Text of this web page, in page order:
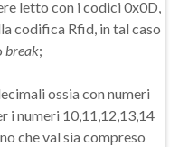
letto con i codici 0x0D,
codifica Rfid, in tal caso
break;
ossia con numeri
i numeri 10,11,12,13,14
che val sia compreso